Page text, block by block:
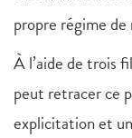
propre régime
À l’aide de trois
peut retracer ce
explicitation et